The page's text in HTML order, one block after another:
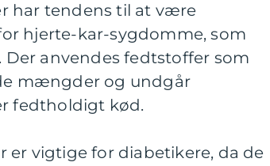
har tendens til at være
hjerte-kar-sygdomme, som
Der anvendes fedtstoffer som
mængder og undgår
fedtholdigt kød.
er vigtige for diabetikere, da de